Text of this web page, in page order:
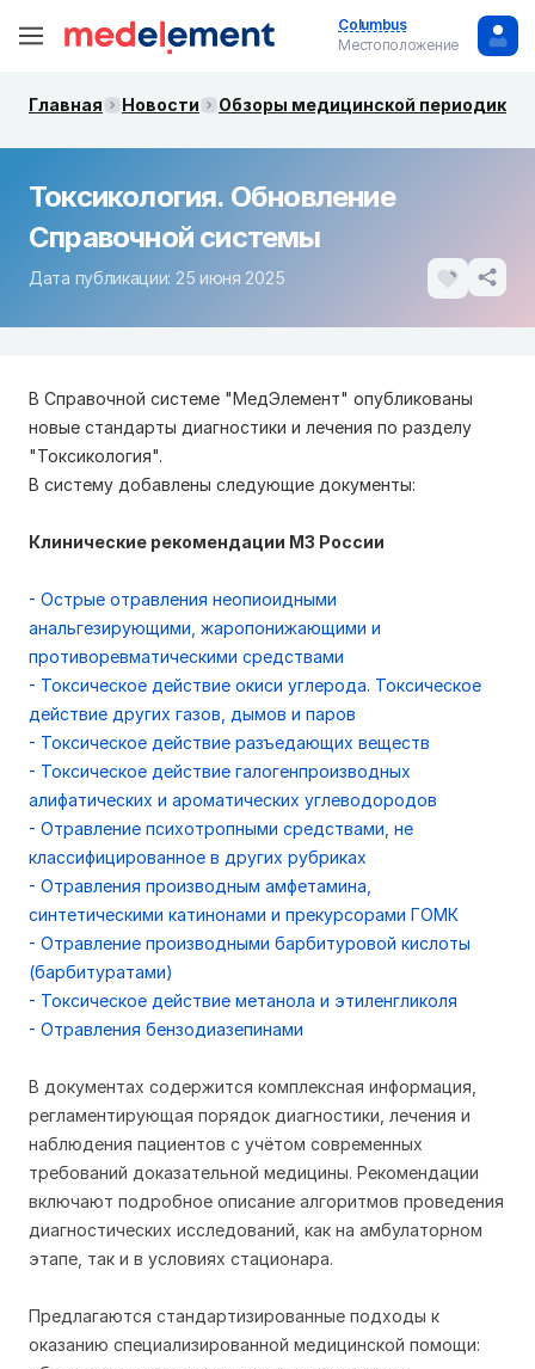
Columbus
Местоположение
Главная Новости Обзоры медицинской периодики.
Токсикология. Обновление
Справочной системы
Дата публикации: 25 июня 2025
В Справочной системе "МедЭлемент" опубликованы
новые стандарты диагностики и лечения по разделу
"Токсикология".
В систему добавлены следующие документы:
Клинические рекомендации МЗ России
- Острые отравления неопиоидными
анальгезирующими, жаропонижающими и
противоревматическими средствами
- Токсическое действие окиси углерода. Токсическое
действие других газов, дымов и паров
- Токсическое действие разъедающих веществ
- Токсическое действие галогенпроизводных
алифатических и ароматических углеводородов
- Отравление психотропными средствами, не
классифицированное в других рубриках
- Отравления производным амфетамина,
синтетическими катинонами и прекурсорами ГОМК
- Отравление производными барбитуровой кислоты
(барбитуратами)
- Токсическое действие метанола и этиленгликоля
- Отравления бензодиазепинами
В документах содержится комплексная информация,
регламентирующая порядок диагностики, лечения и
наблюдения пациентов с учётом современных
требований доказательной медицины. Рекомендации
включают подробное описание алгоритмов проведения
диагностических исследований, как на амбулаторном
этапе, так и в условиях стационара.
Предлагаются стандартизированные подходы к
оказанию специализированной медицинской помощи: